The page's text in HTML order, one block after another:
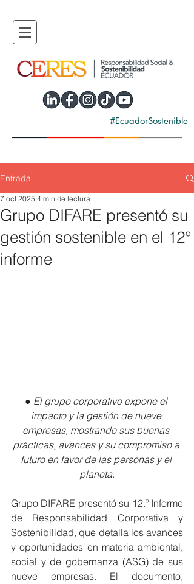
#EcuadorSostenible
Entrada
Grupo DIFARE presentó su
gestión sostenible en el 12°
informe
7 oct 2025 4 min de lectura
● El grupo corporativo expone el
impacto y la gestión de nueve
empresas, mostrando sus buenas
prácticas, avances y su compromiso a
futuro en favor de las personas y el
planeta.
Grupo DIFARE presentó su 12.º Informe
de Responsabilidad Corporativa y
Sostenibilidad, que detalla los avances
y oportunidades en materia ambiental,
social y de gobernanza (ASG) de sus
nueve empresas. El documento,